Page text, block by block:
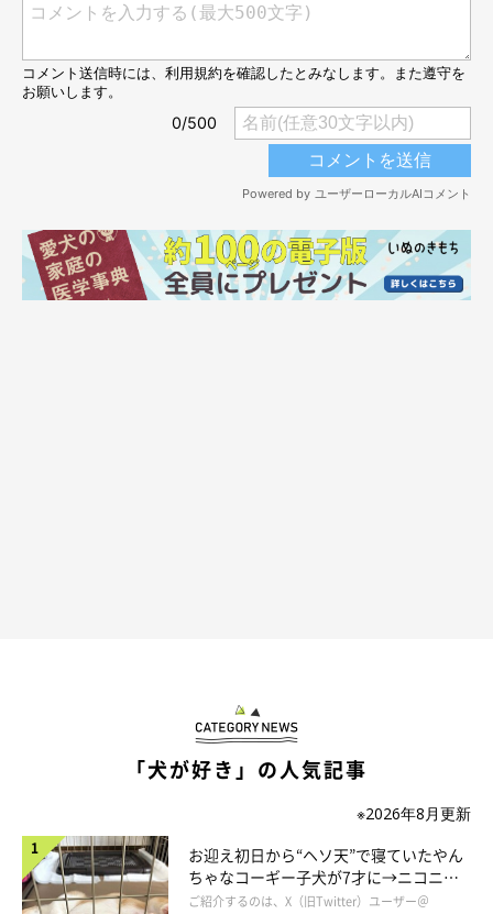
「犬が好き」の人気記事
※2026年8月更新
お迎え初日から“ヘソ天”で寝ていたやん
ちゃなコーギー子犬が7才に→ニコニ
コ“コーギースマイル”が魅力のコに成
ご紹介するのは、X（旧Twitter）ユーザー＠